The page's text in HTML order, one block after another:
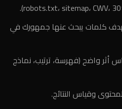
كلمات يبحث عنها جمهورك في
أثر واضح (فهرسة، ترتيب، نماذج
وقياس النتائج.